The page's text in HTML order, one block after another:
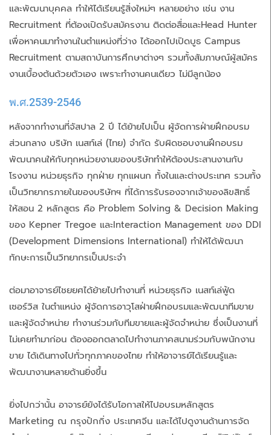
และพัฒนาบุคคล ทำให้ได้เรียนรู้สิ่งใหม่ๆ หลายอย่าง เช่น งาน
Recruitment ที่ต้องเปิดรับสมัครงาน ติดต่อสื่อและHead Hunter
เพื่อหาคนมาทำงานในตำแหน่งที่ว่าง ได้ออกไปเปิดบูธ Campus
Recruitment ตามสถาบันการศึกษาต่างๆ รวมทั้งสัมภาษณ์ผู้สมัคร
งานเบื้องต้นด้วยตัวเอง เพราะทำงานคนเดียว ไม่มีลูกน้อง
พ.ศ.2539-2546
หลังจากทำงานที่จัสปาล 2 ปี ได้ย้ายไปเป็น ผู้จัดการฝ่ายฝึกอบรม
ส่วนกลาง บริษัท เนสท์เล่ (ไทย) จำกัด รับผิดชอบงานฝึกอบรม
พัฒนาคนให้กับทุกหน่วยงานของบริษัททำให้ต้องประสานงานกับ
โรงงาน หน่วยธุรกิจ ทุกฝ่าย ทุกแผนก ทั้งในและต่างประเทศ รวมทั้ง
เป็นวิทยากรภายในของบริษัทฯ ที่ได้การรับรองจากเจ้าของลิขสิทธิ์
ให้สอน 2 หลักสูตร คือ Problem Solving & Decision Making
ของ Kepner Tregoe และInteraction Management ของ DDI
(Development Dimensions International) ทำให้ได้พัฒนา
ทักษะการเป็นวิทยากรเป็นประจำ
ต่อมาอาจารย์ไชยยศได้ย้ายไปทำงานที่ หน่วยธุรกิจ เนสท์เล่ฟู้ด
เซอร์วิส ในตำแหน่ง ผู้จัดการอาวุโสฝ่ายฝึกอบรมและพัฒนาทีมขาย
และผู้จัดจำหน่าย ทำงานร่วมกับทีมขายและผู้จัดจำหน่าย ซึ่งเป็นงานที่
ไม่เคยทำมาก่อน ต้องออกตลาดไปทำงานภาคสนามร่วมกับพนักงาน
ขาย ได้เดินทางไปทั่วทุกภาคของไทย ทำให้อาจารย์ได้เรียนรู้และ
พัฒนางานหลายด้านยิ่งขึ้น
ยิ่งไปกว่านั้น อาจารย์ยังได้รับโอกาสให้ไปอบรมหลักสูตร
Marketing ณ กรุงปักกิ่ง ประเทศจีน และได้ไปดูงานด้านการจัด